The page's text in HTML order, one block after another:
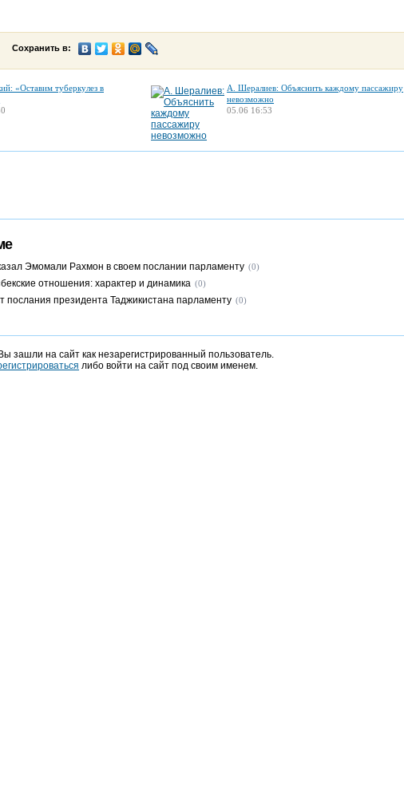
Сохранить в:
«Оставим туберкулез в
А. Шералиев: Объяснить каждому пассажиру
невозможно
05.06 16:53
Эмомали Рахмон в своем послании парламенту (0)
отношения: характер и динамика (0)
послания президента Таджикистана парламенту (0)
зашли на сайт как незарегистрированный пользователь.
либо войти на сайт под своим именем.